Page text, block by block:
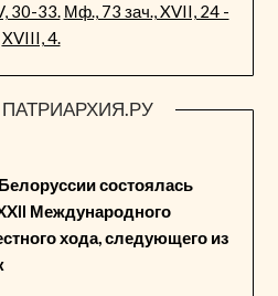
30-33. Мф., 73 зач., XVII, 24 -
XVIII, 4.
состоялась
Международного
хода, следующего из